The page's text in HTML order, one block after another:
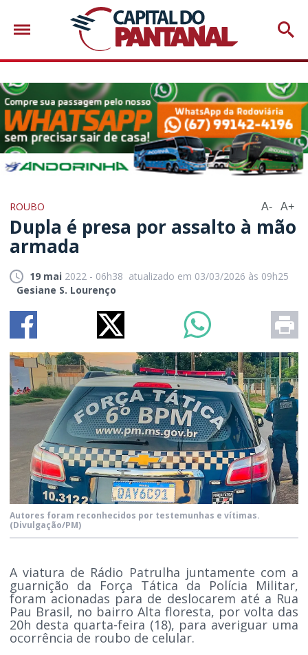
ROUBO A- A+
Dupla é presa por assalto à mão
armada
19 mai 2022 - 06h38 atualizado em 03/03/2026 às 09h25
Gesiane S. Lourenço
Autores foram reconhecidos por testemunhas e vítimas.
(Divulgação/PM)
A viatura de Rádio Patrulha juntamente com a
guarnição da Força Tática da Polícia Militar,
foram acionadas para de deslocarem até a Rua
Pau Brasil, no bairro Alta floresta, por volta das
20h desta quarta-feira (18), para averiguar uma
ocorrência de roubo de celular.